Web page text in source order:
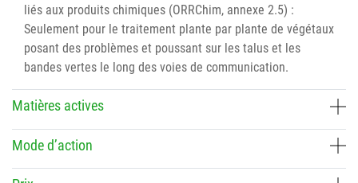
liés aux produits chimiques (ORRChim, annexe 2.5) :
Seulement pour le traitement plante par plante de végétaux
posant des problèmes et poussant sur les talus et les
bandes vertes le long des voies de communication.
Matières actives
Mode d’action